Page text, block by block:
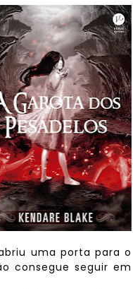
uma porta para o
consegue seguir em